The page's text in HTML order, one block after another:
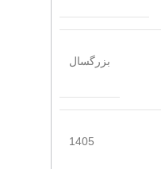
بزرگسال
1405